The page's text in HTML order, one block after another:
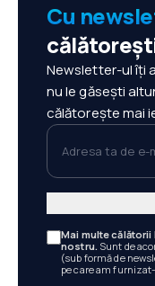
Cu
Newsletter-ul îți
nu le găsești
călătorește mai
Adresa ta de e-
Mai multe
nostru. Sunt de
(sub formă de
pe care am